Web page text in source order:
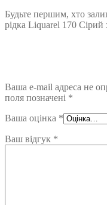
Будьте першим, хто
рідка Liquarel 170
Ваша e-mail адреса не
поля позначені *
Ваша оцінка *
Ваш відгук *